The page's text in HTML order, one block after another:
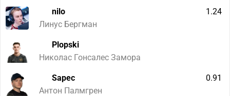
nilo
Линус Бергман
1.24
Plopski
Николас Гонсалес Замора
Sapec
Антон Палмгрен
0.91